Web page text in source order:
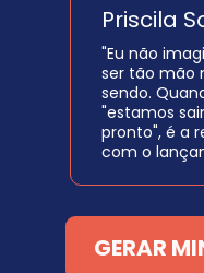
Priscila
"Eu não
ser tão mão
sendo.
"estamos
pronto", é a
com o
GERAR